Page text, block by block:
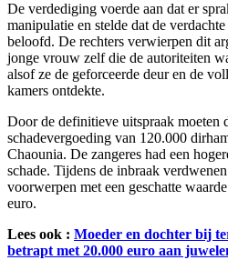
De verdediging voerde aan dat er
manipulatie en stelde dat de
beloofd. De rechters verwierpen dit
jonge vrouw zelf die de autoriteiten
alsof ze de geforceerde deur en de
kamers ontdekte.
Door de definitieve uitspraak moeten
schadevergoeding van 120.000
Chaounia. De zangeres had een
schade. Tijdens de inbraak
voorwerpen met een geschatte
euro.
Lees ook : Moeder en dochter bij
betrapt met 20.000 euro aan